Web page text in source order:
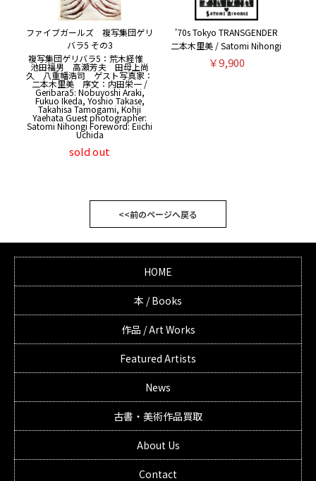
ファイブガールズ 複写集団ゲリ
バラ5 その3
複写集団ゲリバラ5：荒木経惟
池田福男 高瀬芳夫 田母上尚
久 八重幡浩司 ゲスト写真家：
二本木里美 序文：内田栄一 /
Geribara5: Nobuyoshi Araki,
Fukuo Ikeda, Yoshio Takase,
Takahisa Tamogami, Kohji
Yaehata Guest photographer:
Satomi Nihongi Foreword: Eiichi
Uchida
sold out
'70s Tokyo TRANSGENDER
二本木里美 / Satomi Nihongi
￥9,900
<<前のページへ戻る
HOME
本 / Books
作品 / Art Works
Featured Artists
News
古書・美術作品買取
About Us
Contact